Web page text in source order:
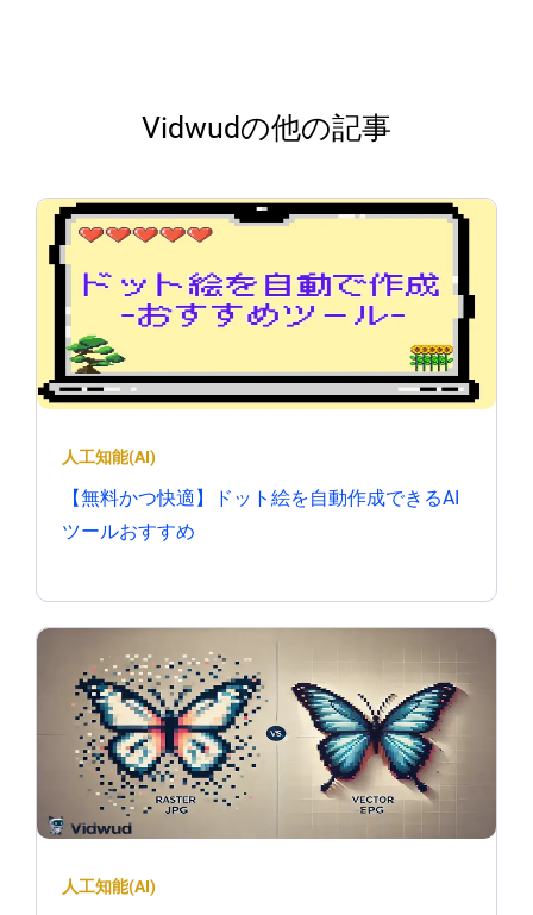
Vidwudの他の記事
人工知能(AI)
【無料かつ快適】ドット絵を自動作成できるAI
ツールおすすめ
人工知能(AI)